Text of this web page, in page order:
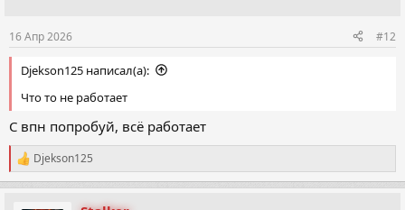
16 Апр 2026 #12
Djekson125 написал(а):
Что то не работает
С впн попробуй, всё работает
Р
е
а
Djekson125